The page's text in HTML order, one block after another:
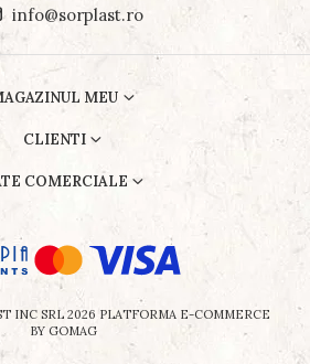
info@sorplast.ro
MEU
CLIENTI
COMERCIALE
INC SRL 2026 PLATFORMA E-COMMERCE
BY GOMAG